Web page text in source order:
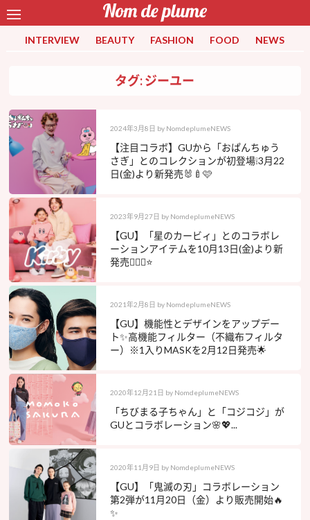
INTERVIEW BEAUTY FASHION FOOD NEWS
タグ: ジーユー
2024年3月8日 by NomdeplumeNEWS
【注目コラボ】GUから「おぱんちゅう
さぎ」とのコレクションが初登場❕3月22
日(金)より新発売🐰🍼🩷
2023年9月27日 by NomdeplumeNEWS
【GU】「星のカービィ」とのコラボレ
ーションアイテムを10月13日(金)より新
発売👍🏻💗⭐️
2021年2月8日 by NomdeplumeNEWS
【GU】機能性とデザインをアップデー
ト✨高機能フィルター（不織布フィルタ
ー）※1入りMASKを2月12日発売🌟
2020年12月21日 by NomdeplumeNEWS
「ちびまる子ちゃん」と「コジコジ」が
GUとコラボレーション🌸💖...
2020年11月9日 by NomdeplumeNEWS
【GU】「鬼滅の刃」コラボレーション
第2弾が11月20日（金）より販売開始🔥
✨